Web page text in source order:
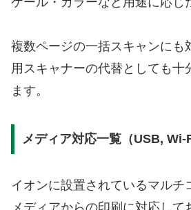
複数ページの一括スキャンにも
用スキャナーの代替としても十
ます。
メディア対応一覧（USB, Wi-
イオンに設置されているマルチ